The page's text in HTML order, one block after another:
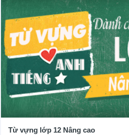
Từ vựng lớp 12 Nâng cao